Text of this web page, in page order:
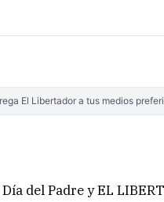
El Libertador a tus medios
del Padre y EL